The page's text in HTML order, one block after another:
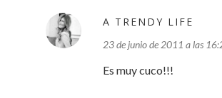
A TRENDY LIFE
23 de junio de 2011 a las
Es muy cuco!!!